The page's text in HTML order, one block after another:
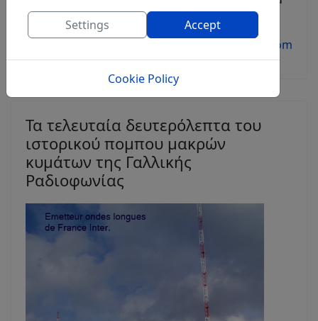
by the country's public broadcaster.
money.cnn.com
Τα τελευταία δευτερόλεπτα του
ιστορικού πομπου μακρών
κυμάτων της Γαλλικής
Ραδιοφωνίας
Settings Accept
Cookie Policy